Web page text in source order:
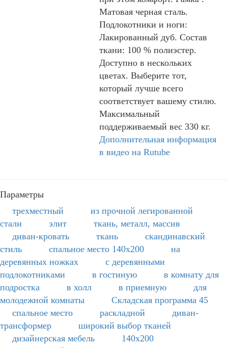
Матовая черная сталь.
Подлокотники и ноги:
Лакированный дуб. Состав
ткани: 100 % полиэстер.
Доступно в нескольких
цветах. Выберите тот,
который лучше всего
соответствует вашему стилю.
Максимальный
поддерживаемый вес 330 кг.
Дополнительная информация
в видео на Rutube
Параметры
трехместный
из прочной легированной
стали
элит
ткань, металл, массив
диван-кровать
ткань
скандинавский
стиль
спальное место 140х200
на
деревянных ножках
с деревянными
подлокотниками
в гостиную
в комнату для
подростка
в холл в приемную
для
молодежной комнаты
Складская программа 45
спальное место
раскладной
диван-
трансформер
широкий выбор тканей
дизайнерская мебель
140х200